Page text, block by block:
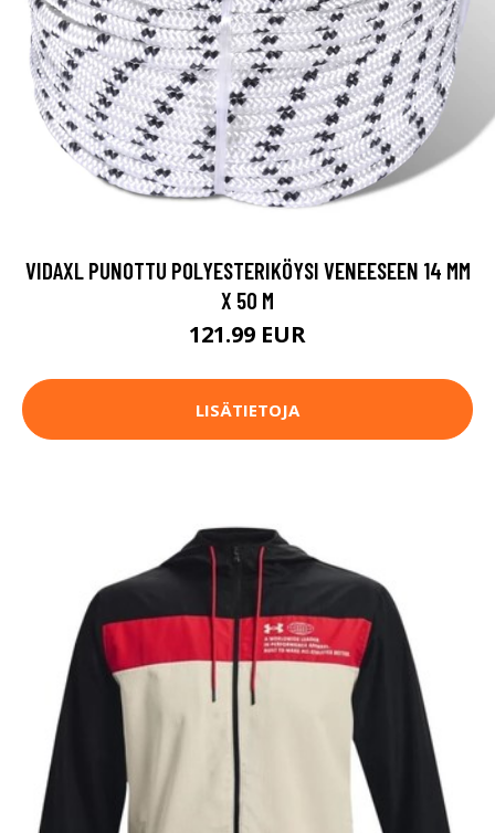
VIDAXL PUNOTTU POLYESTERIKÖYSI VENEESEEN 14 MM
X 50 M
121.99 EUR
LISÄTIETOJA